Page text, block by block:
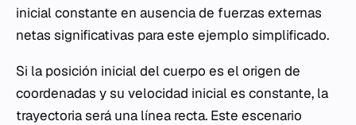
inicial constante en ausencia de fuerzas externas
netas significativas para este ejemplo simplificado.
Si la posición inicial del cuerpo es el origen de
coordenadas y su velocidad inicial es constante, la
trayectoria será una línea recta. Este escenario